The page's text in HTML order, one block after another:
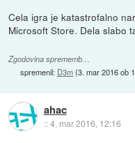
Cela igra je katastrofalno
Microsoft Store. Dela slabo
Zgodovina sprememb…
spremenil: D3m(3. mar 2016 ob
ahac
::4. mar 2016, 12:16